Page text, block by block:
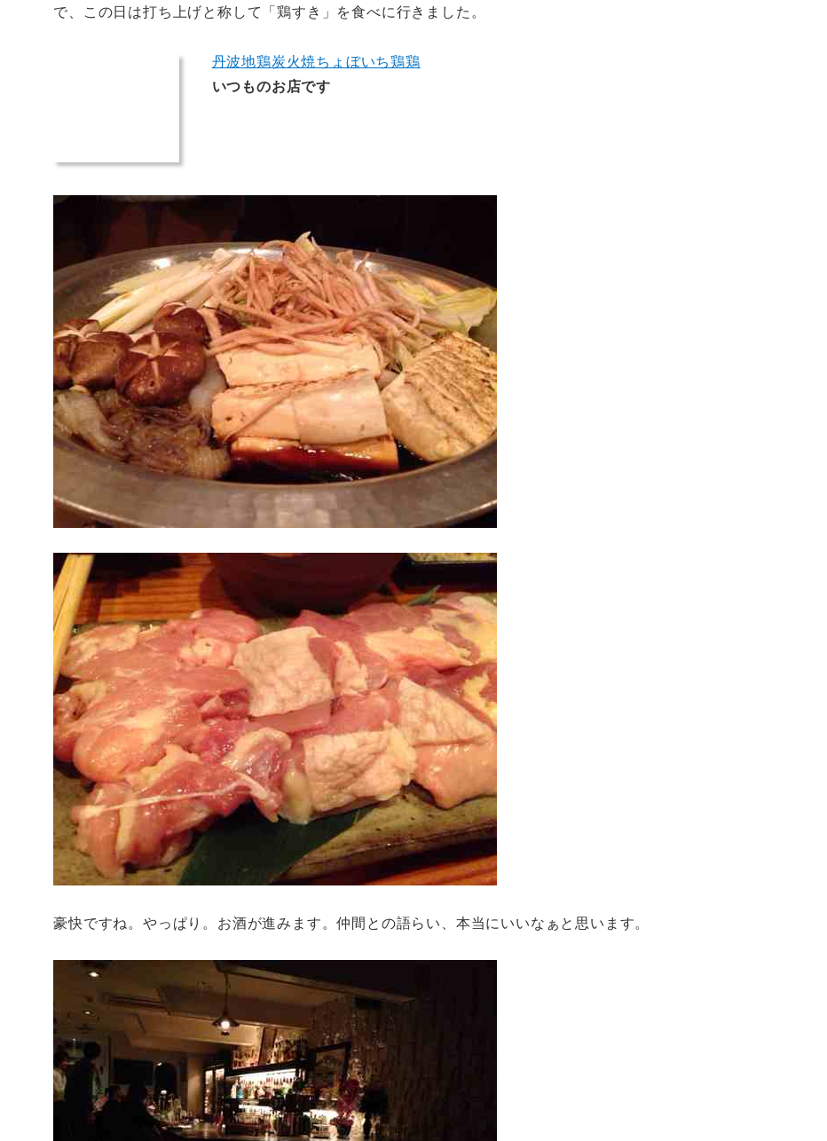
で、この日は打ち上げと称して「鶏すき」を食べに行きました。
丹波地鶏炭火焼ちょぼいち鶏鶏
いつものお店です
豪快ですね。やっぱり。お酒が進みます。仲間との語らい、本当にいいなぁと思います。